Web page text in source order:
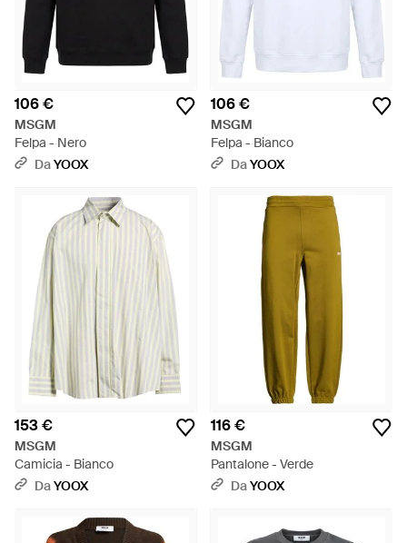
106 €
MSGM
Felpa - Nero
DaYOOX
106 €
MSGM
Felpa - Bianco
DaYOOX
153 €
MSGM
Camicia - Bianco
DaYOOX
116 €
MSGM
Pantalone - Verde
DaYOOX